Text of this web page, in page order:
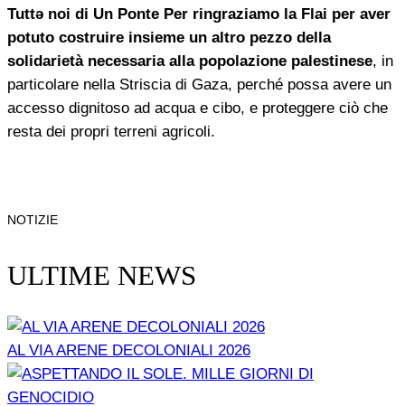
Tuttə noi di Un Ponte Per ringraziamo la Flai per aver
potuto costruire insieme un altro pezzo della
solidarietà necessaria alla popolazione palestinese, in
particolare nella Striscia di Gaza, perché possa avere un
accesso dignitoso ad acqua e cibo, e proteggere ciò che
resta dei propri terreni agricoli.
NOTIZIE
ULTIME NEWS
AL VIA ARENE DECOLONIALI 2026